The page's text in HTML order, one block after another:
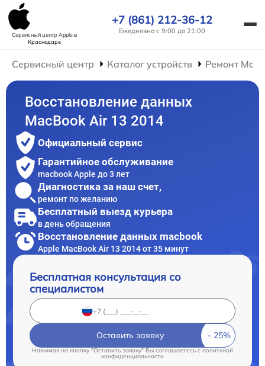
Сервисный центр Appleв
Краснодаре
+7 (861) 212-36-12
Ежедневно с 9:00 до 21:00
Сервисный центр Каталог устройств Ремонт
Восстановление данных
MacBook Air 13 2014
Официальный сервис
Гарантийное обслуживание
macbook Apple до 3 лет
Диагностика за наш счет,
ремонт по желанию
Бесплатный выезд курьера
в день обращения
Восстановление данных macbook
Apple MacBook Air 13 2014 от 35 минут
Бесплатная консультация со
специалистом
Оставить заявку
Нажимая на кнопку "Оставить заявку" Вы соглашаетесь cполитикой
конфиденциальности